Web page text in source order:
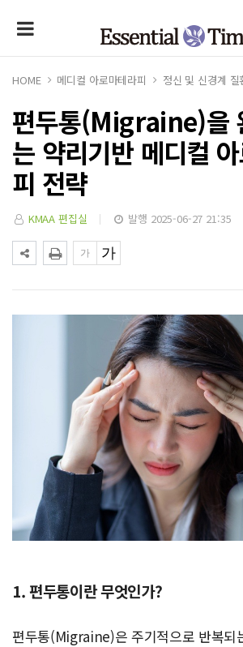
HOME 메디컬 아로마테라피 정신 및 신경계 질
편두통(Migraine)을
는 약리기반 메디컬
피 전략
KMAA 편집실 발행 2025-06-27 21:35
1. 편두통이란 무엇인가?
편두통(Migraine)은 주기적으로 반복되